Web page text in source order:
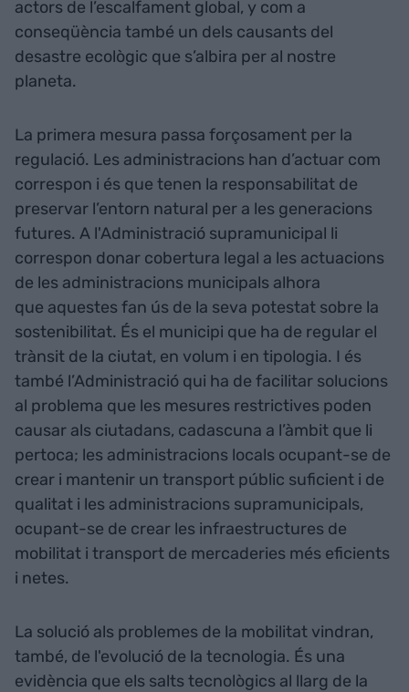
actors de l’escalfament global, y com a
conseqüència també un dels causants del
desastre ecològic que s’albira per al nostre
planeta.
La primera mesura passa forçosament per la
regulació. Les administracions han d’actuar com
correspon i és que tenen la responsabilitat de
preservar l’entorn natural per a les generacions
futures. A l'Administració supramunicipal li
correspon donar cobertura legal a les actuacions
de les administracions municipals alhora
que aquestes fan ús de la seva potestat sobre la
sostenibilitat. És el municipi que ha de regular el
trànsit de la ciutat, en volum i en tipologia. I és
també l’Administració qui ha de facilitar solucions
al problema que les mesures restrictives poden
causar als ciutadans, cadascuna a l’àmbit que li
pertoca; les administracions locals ocupant-se de
crear i mantenir un transport públic suficient i de
qualitat i les administracions supramunicipals,
ocupant-se de crear les infraestructures de
mobilitat i transport de mercaderies més eficients
i netes.
La solució als problemes de la mobilitat vindran,
també, de l'evolució de la tecnologia. És una
evidència que els salts tecnològics al llarg de la